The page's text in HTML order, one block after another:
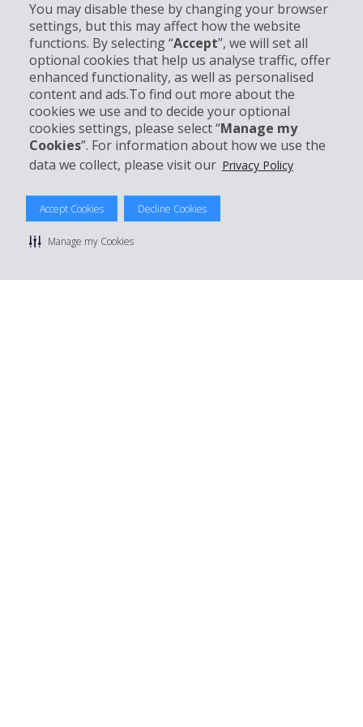
You may disable these by changing your browser
settings, but this may affect how the website
functions. By selecting “Accept”, we will set all
optional cookies that help us analyse traffic, offer
enhanced functionality, as well as personalised
content and ads.To find out more about the
cookies we use and to decide your optional
cookies settings, please select “Manage my
Cookies”. For information about how we use the
data we collect, please visit our Privacy Policy
Accept Cookies Decline Cookies
Manage my Cookies
Partner
Kundenservice
Mieten bei Hertz
© 2026 The Hertz System, Inc.
Datenschutzrichtlinie | Nutzungsbedingungen
Sitemap Cookies verwalten